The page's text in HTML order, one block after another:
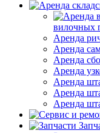
вилочных
Аренда
Аренда
Аренда
Аренда
Аренда
Аренда
Аренда